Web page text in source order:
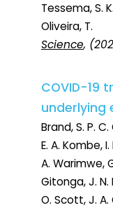
Tessema, S.
Oliveira, T.
Science,
COVID-19
underlying
Brand, S. P.
E. A. Kombe,
A. Warimwe,
Gitonga, J. N.
O. Scott, J. A.